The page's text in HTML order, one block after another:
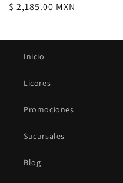
habitual
de
$ 2,185.00 MXN
Inicio
Licores
Promociones
Sucursales
Blog